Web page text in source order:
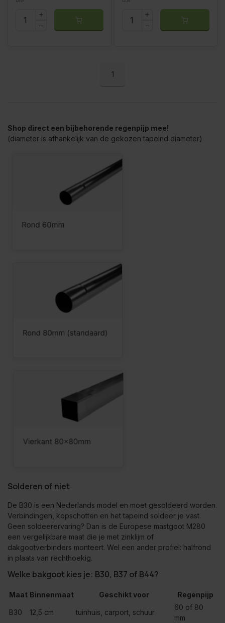
1
Shop direct een bijbehorende regenpijp mee!
(diameter is afhankelijk van de gekozen tapeind diameter)
Solderen of niet
De B30 is een Nederlands model en moet gesoldeerd worden.
Verbindingen, kopschotten en het tapeind soldeer je vast.
Geen soldeerervaring? Dan is de Europese mastgoot M280
een vergelijkbare maat die je met zinklijm of
dakgootverbinders monteert. Wel een ander profiel: halfrond
in plaats van rechthoekig.
Welke bakgoot kies je: B30, B37 of B44?
Maat Binnenmaat Geschikt voor Regenpijp
B30 12,5 cm tuinhuis, carport, schuur
60 of 80
mm